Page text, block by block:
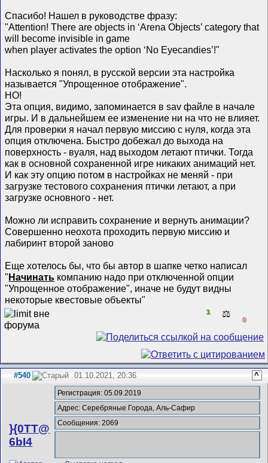
Спасибо! Нашел в руководстве фразу:
"Attention! There are objects in ‘Arena Objects’ category that
will become invisible in game
when player activates the option ‘No Eyecandies’!"
Насколько я понял, в русской версии эта настройка
называется "Упрощенное отображение".
НО!
Эта опция, видимо, запоминается в sav файле в начале
игры. И в дальнейшем ее изменение ни на что не влияет.
Для проверки я начал первую миссию с нуля, когда эта
опция отключена. Быстро добежал до выхода на
поверхность - вуаля, над выходом летают птички. Тогда
как в основной сохраненной игре никаких анимаций нет.
И как эту опцию потом в настройках не меняй - при
загрузке тестового сохранения птички летают, а при
загрузке основного - нет.
Можно ли исправить сохранение и вернуть анимации?
Совершенно неохота проходить первую миссию и
лабиринт второй заново
Еще хотелось бы, что бы автор в шапке четко написал
"Начинать компанию надо при отключенной опции
"Упрощенное отображение", иначе не будут видны
некоторые квестовые объекты"
1 ⚖️
0
#540 01.10.2021, 20:36 ^
}{0TT@
6bI4
Регистрация: 05.09.2019
Адрес: Серебряные Города, Аль-Сафир
Сообщения: 2069